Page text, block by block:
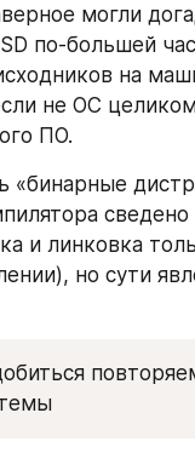
могли
по-большей
на
не ОС
ПО.
«бинарные
и линковка
но сути